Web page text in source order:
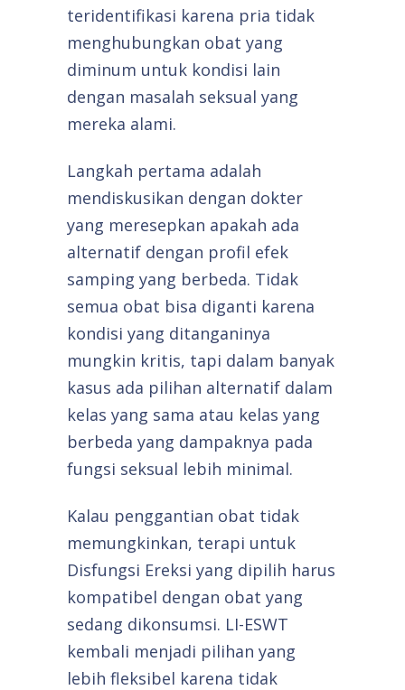
teridentifikasi karena pria tidak
menghubungkan obat yang
diminum untuk kondisi lain
dengan masalah seksual yang
mereka alami.
Langkah pertama adalah
mendiskusikan dengan dokter
yang meresepkan apakah ada
alternatif dengan profil efek
samping yang berbeda. Tidak
semua obat bisa diganti karena
kondisi yang ditanganinya
mungkin kritis, tapi dalam banyak
kasus ada pilihan alternatif dalam
kelas yang sama atau kelas yang
berbeda yang dampaknya pada
fungsi seksual lebih minimal.
Kalau penggantian obat tidak
memungkinkan, terapi untuk
Disfungsi Ereksi yang dipilih harus
kompatibel dengan obat yang
sedang dikonsumsi. LI-ESWT
kembali menjadi pilihan yang
lebih fleksibel karena tidak